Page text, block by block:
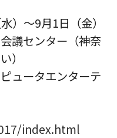
）〜9月1日（金）
議センター（神奈
）
ュータエンターテ
index.html